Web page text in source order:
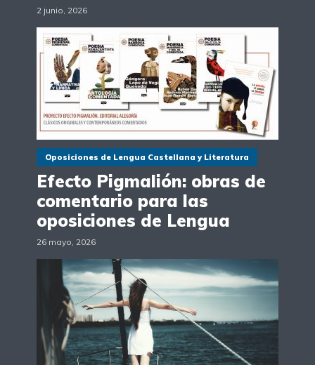
2 junio, 2026
Oposiciones de Lengua Castellana y Literatura
Efecto Pigmalión: obras de
comentario para las
oposiciones de Lengua
26 mayo, 2026